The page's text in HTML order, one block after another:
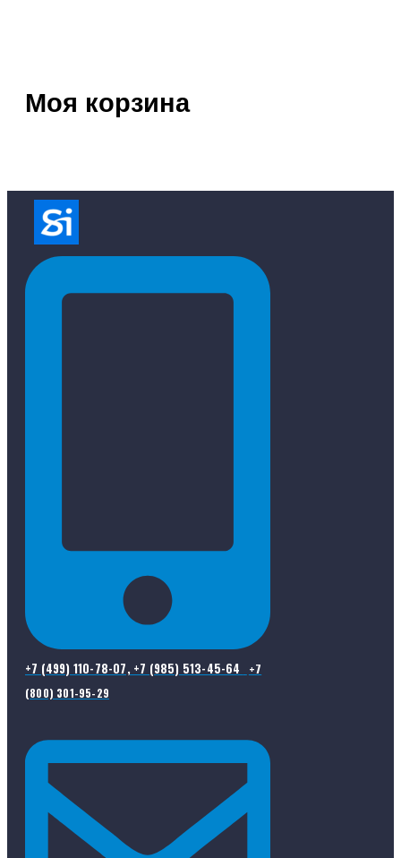
Моя корзина
+7 (499) 110-78-07, +7 (985) 513-45-64
+7
(800) 301-95-29